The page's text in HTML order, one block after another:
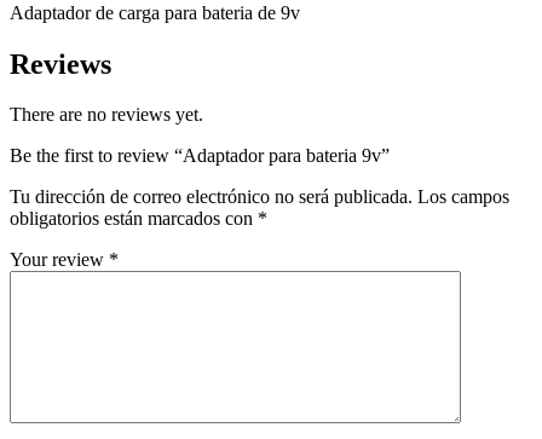
Adaptador de carga para bateria de 9v
Reviews
There are no reviews yet.
Be the first to review “Adaptador para bateria 9v”
Tu dirección de correo electrónico no será publicada. Los campos
obligatorios están marcados con *
Your review *